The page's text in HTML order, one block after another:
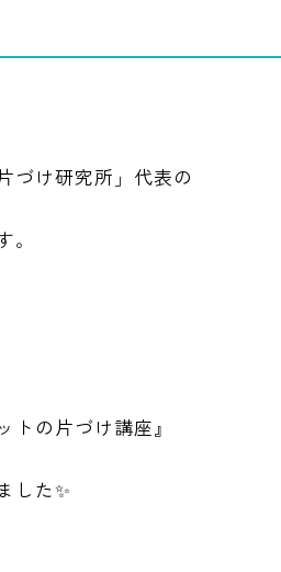
づけ研究所」代表の
。
トの片づけ講座』
した✨